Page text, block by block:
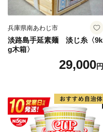
兵庫県南あわじ市
淡路島手延素麺 淡じ糸〈9k
g木箱〉
29,000円